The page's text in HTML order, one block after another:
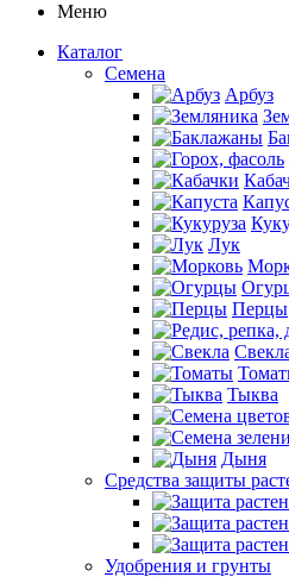
Меню
Каталог
Семена
Арбуз
Лук
Перцы
Тыква
Дыня
Средства защиты
Удобрения и грунты